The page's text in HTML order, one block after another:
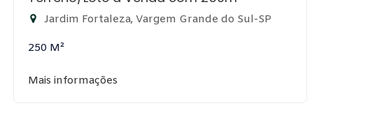
Jardim Fortaleza, Vargem Grande do Sul-SP
250 M²
Mais informações